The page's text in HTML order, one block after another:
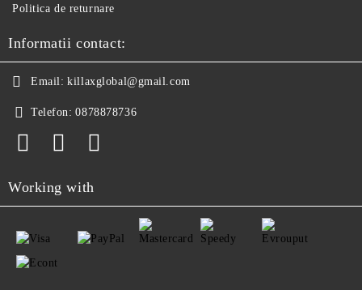
Politica de returnare
Informatii contact:
Email: killaxglobal@gmail.com
Telefon: 0878878736
Working with